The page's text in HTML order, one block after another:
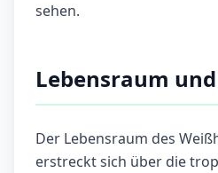
sehen.
Lebensraum
Der Lebensraum des
erstreckt sich über die